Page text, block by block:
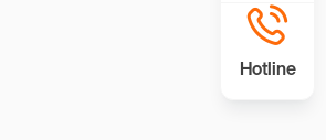
Hotline